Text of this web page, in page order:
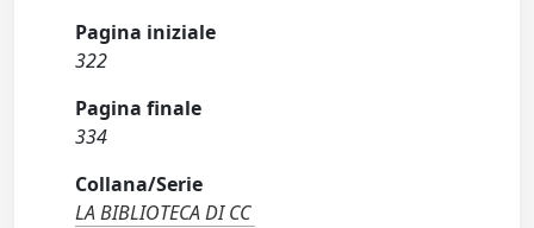
Pagina iniziale
322
Pagina finale
334
Collana/Serie
LA BIBLIOTECA DI CC